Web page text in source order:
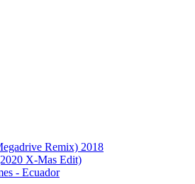
Remix) 2018
X-Mas Edit)
- Ecuador